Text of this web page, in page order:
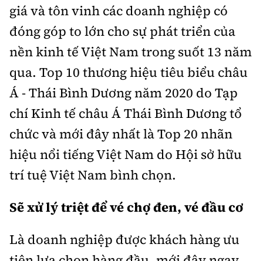
giá và tôn vinh các doanh nghiệp có
đóng góp to lớn cho sự phát triển của
nền kinh tế Việt Nam trong suốt 13 năm
qua. Top 10 thương hiệu tiêu biểu châu
Á - Thái Bình Dương năm 2020 do Tạp
chí Kinh tế châu Á Thái Bình Dương tổ
chức và mới đây nhất là Top 20 nhãn
hiệu nổi tiếng Việt Nam do Hội sở hữu
trí tuệ Việt Nam bình chọn.
Sẽ xử lý triệt để vé chợ đen, vé đầu cơ
Là doanh nghiệp được khách hàng ưu